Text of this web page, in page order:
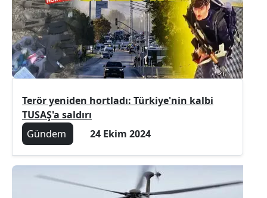
Terör yeniden hortladı: Türkiye'nin kalbi
TUSAŞ'a saldırı
Gündem
24 Ekim 2024